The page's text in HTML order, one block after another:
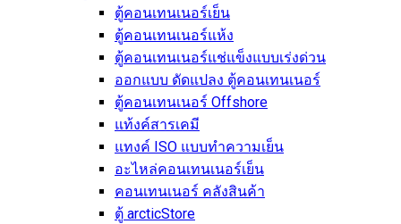
ตู้คอนเทนเนอร์เย็น
ตู้คอนเทนเนอร์แห้ง
ตู้คอนเทนเนอร์แช่แข็งแบบเร่งด่วน
ออกแบบ ดัดแปลง ตู้คอนเทนเนอร์
ตู้คอนเทนเนอร์ Offshore
แท้งค์สารเคมี
แทงค์ ISO แบบทำความเย็น
อะไหล่คอนเทนเนอร์เย็น
คอนเทนเนอร์ คลังสินค้า
ตู้ arcticStore